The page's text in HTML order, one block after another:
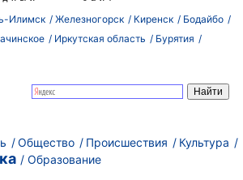
Илимск Железногорск Киренск
Бодайбо
Иркутская область
Бурятия
Общество Происшествия
Культура
Образование